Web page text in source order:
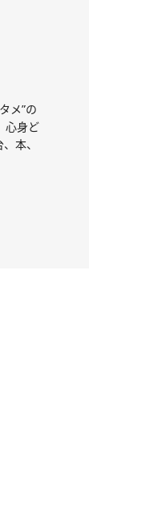
メ”の
心身ど
本、